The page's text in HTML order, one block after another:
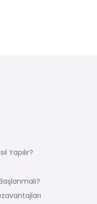
Yapılır?